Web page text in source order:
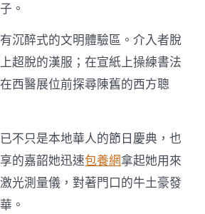
。
沉醉式的文明體驗區。介入者脫
超脫的漢服；在宣紙上操練書法
西醫展位前探尋陳舊的西方聰
不只是本地華人的節日慶典，也
的嘉韶她迅速包養網拿起她用來
光測量儀，對著門口的牛土豪發
。